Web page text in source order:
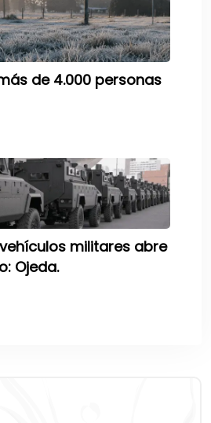
de 4.000 personas
militares abre
Ojeda.